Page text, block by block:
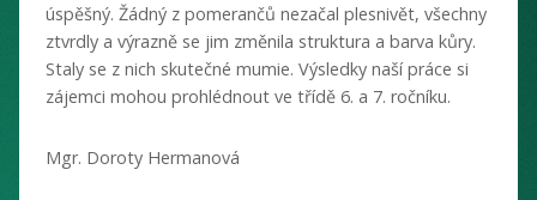
úspěšný. Žádný z pomerančů nezačal plesnivět, všechny
ztvrdly a výrazně se jim změnila struktura a barva kůry.
Staly se z nich skutečné mumie. Výsledky naší práce si
zájemci mohou prohlédnout ve třídě 6. a 7. ročníku.
Mgr. Doroty Hermanová